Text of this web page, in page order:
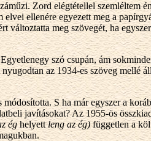
Zord elégtétellel szemléltem
ellenére egyezett meg a
meg szövegét, ha
szó csupán, ám
az 1934-es szöveg mellé
S ha már egyszer a
javításokat? Az 1955-ös
éghelyettleng az ég)független a